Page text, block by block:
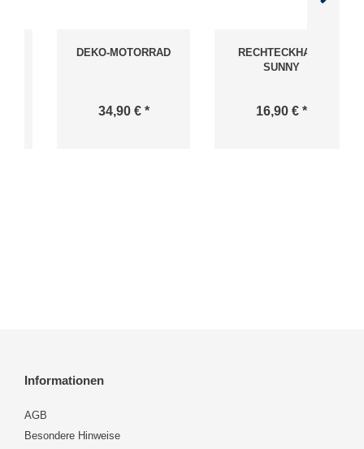
DEKO-MOTORRAD
34,90 € *
RECHTECKHAUS
SUNNY
16,90 € *
Informationen
AGB
Besondere Hinweise